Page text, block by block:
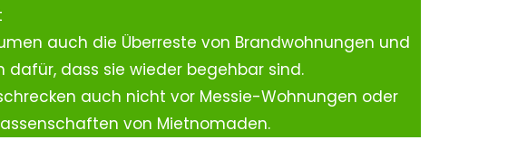
auch die Überreste von Brandwohnungen und
dafür, dass sie wieder begehbar sind.
auch nicht vor Messie-Wohnungen oder
von Mietnomaden.